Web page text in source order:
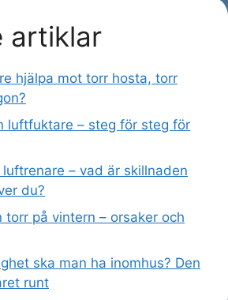
artiklar
hjälpa mot torr hosta, torr
luftfuktare – steg för steg för
– vad är skillnaden
du?
på vintern – orsaker och
ska man ha inomhus? Den
runt